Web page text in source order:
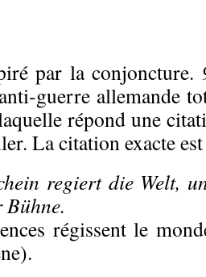
par la conjoncture.
guerre allemande
répond une
La citation exacte
regiert die Welt,
régissent le